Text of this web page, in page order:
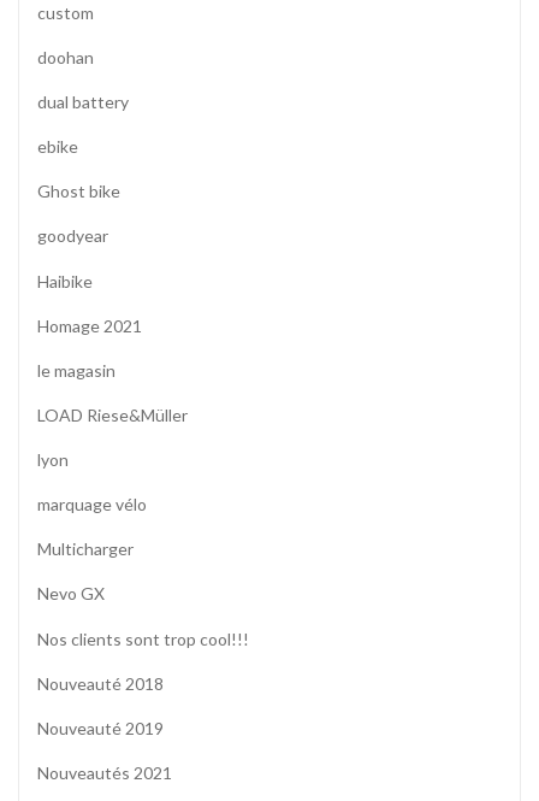
custom
doohan
dual battery
ebike
Ghost bike
goodyear
Haibike
Homage 2021
le magasin
LOAD Riese&Müller
lyon
marquage vélo
Multicharger
Nevo GX
Nos clients sont trop cool!!!
Nouveauté 2018
Nouveauté 2019
Nouveautés 2021